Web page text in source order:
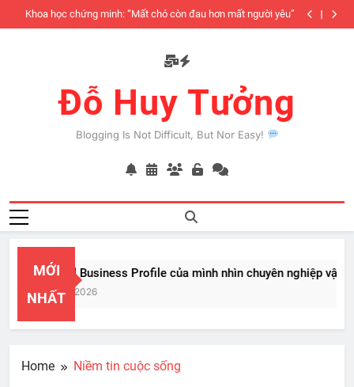
to
Khoa học chứng minh: “Mất chó còn đau hơn mất người yêu”
Đỗ Huy Tưởng
Blogging Is Not Difficult, But Nor Easy!
MỚI
NHẤT
PayPal Business Profile của mình nhìn chuyên nghiệp vật vã
Feb 22, 2026
Home Niềm tin cuộc sống